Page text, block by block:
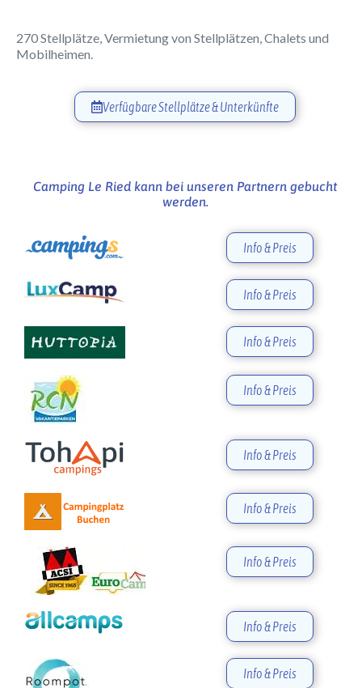
270 Stellplätze, Vermietung von Stellplätzen, Chalets und
Mobilheimen.
Verfügbare Stellplätze & Unterkünfte
Camping Le Ried kann bei unseren Partnern gebucht
werden.
Info & Preis
Info & Preis
Info & Preis
Info & Preis
Info & Preis
Info & Preis
Info & Preis
Info & Preis
Info & Preis